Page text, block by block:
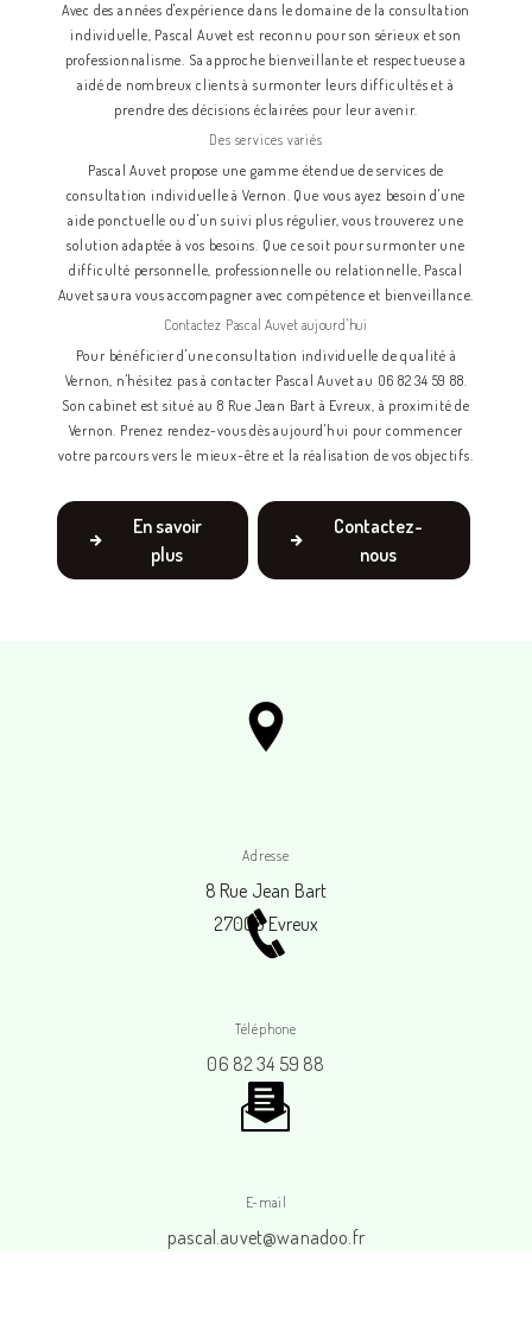
Avec des années d'expérience dans le domaine de la consultation
individuelle, Pascal Auvet est reconnu pour son sérieux et son
professionnalisme. Sa approche bienveillante et respectueuse a
aidé de nombreux clients à surmonter leurs difficultés et à
prendre des décisions éclairées pour leur avenir.
Des services variés
Pascal Auvet propose une gamme étendue de services de
consultation individuelle à Vernon. Que vous ayez besoin d'une
aide ponctuelle ou d'un suivi plus régulier, vous trouverez une
solution adaptée à vos besoins. Que ce soit pour surmonter une
difficulté personnelle, professionnelle ou relationnelle, Pascal
Auvet saura vous accompagner avec compétence et bienveillance.
Contactez Pascal Auvet aujourd'hui
Pour bénéficier d'une consultation individuelle de qualité à
Vernon, n'hésitez pas à contacter Pascal Auvet au 06 82 34 59 88.
Son cabinet est situé au 8 Rue Jean Bart à Evreux, à proximité de
Vernon. Prenez rendez-vous dès aujourd'hui pour commencer
votre parcours vers le mieux-être et la réalisation de vos objectifs.
En savoir
plus
Contactez-
nous
Adresse
8 Rue Jean Bart
27000 Evreux
Téléphone
06 82 34 59 88
E-mail
pascal.auvet@wanadoo.fr